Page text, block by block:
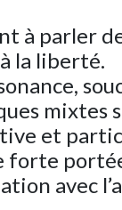
à parler
la liberté.
mixtes
et
forte
avec